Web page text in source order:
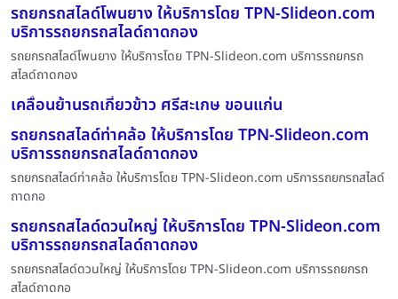
รถยกรถสไลด์โพนยาง ให้บริการโดย TPN-Slideon.com
บริการรถยกรถสไลด์ถาดกอง
รถยกรถสไลด์โพนยาง ให้บริการโดย TPN-Slideon.com บริการรถยกรถ
สไลด์ถาดกอง
เคลื่อนย้านรถเกี่ยวข้าว ศรีสะเกษ ขอนแก่น
รถยกรถสไลด์ท่าคล้อ ให้บริการโดย TPN-Slideon.com
บริการรถยกรถสไลด์ถาดกอง
รถยกรถสไลด์ท่าคล้อ ให้บริการโดย TPN-Slideon.com บริการรถยกรถสไลด์
ถาดกอ
รถยกรถสไลด์ดวนใหญ่ ให้บริการโดย TPN-Slideon.com
บริการรถยกรถสไลด์ถาดกอง
รถยกรถสไลด์ดวนใหญ่ ให้บริการโดย TPN-Slideon.com บริการรถยกรถ
สไลด์ถาดกอ